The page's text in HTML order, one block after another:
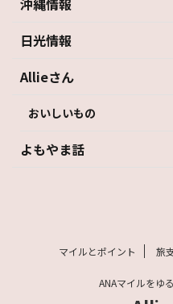
日光情報
Allieさん
おいしいもの
よもやま話
マイルとポイント 旅
ANAマイルをゆ